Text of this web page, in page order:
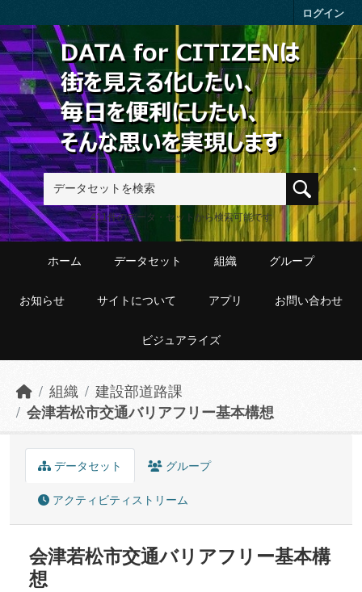
ログイン
411件のデータ・セットから検索可能です
ホーム データセット 組織 グループ
お知らせ サイトについて アプリ お問い合わせ
ビジュアライズ
組織
建設部道路課
会津若松市交通バリアフリー基本構想
データセット グループ
アクティビティストリーム
会津若松市交通バリアフリー基本構
想